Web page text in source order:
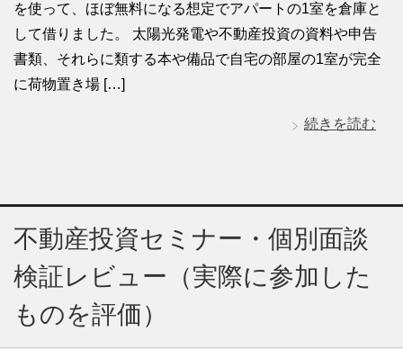
を使って、ほぼ無料になる想定でアパートの1室を倉庫と
して借りました。 太陽光発電や不動産投資の資料や申告
書類、それらに類する本や備品で自宅の部屋の1室が完全
に荷物置き場 […]
続きを読む
不動産投資セミナー・個別面談
検証レビュー（実際に参加した
ものを評価）